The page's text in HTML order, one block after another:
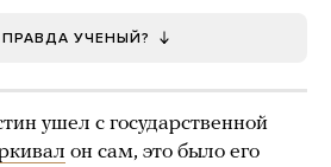
УЧЕНЫЙ?
ушел с государственной
он сам, это было его